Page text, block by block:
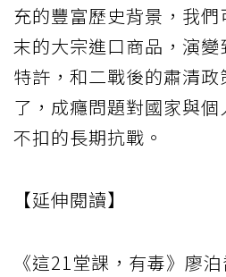
充的豐富歷史背景，我
末的大宗進口商品，演
特許，和二戰後的肅清
了，成癮問題對國家與
不扣的長期抗戰。
【延伸閱讀】
《這21堂課，有毒》廖